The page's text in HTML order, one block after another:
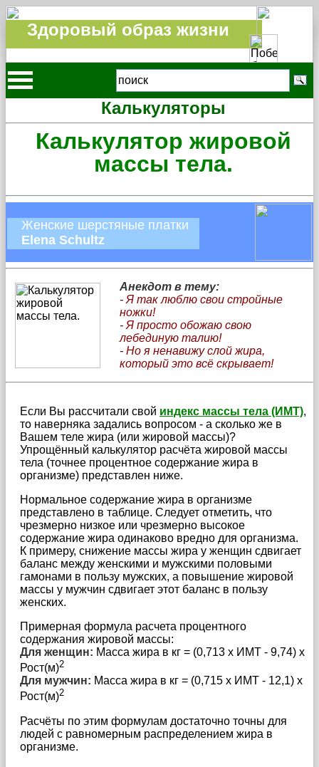
Здоровый образ жизни
Калькуляторы
Калькулятор жировой
массы тела.
Женские шерстяные платки
Elena Schultz
Анекдот в тему:
- Я так люблю свои стройные
ножки!
- Я просто обожаю свою
лебединую талию!
- Но я ненавижу слой жира,
который это всё скрывает!
Если Вы рассчитали свой индекс массы тела (ИМТ),
то наверняка задались вопросом - а сколько же в
Вашем теле жира (или жировой массы)?
Упрощённый калькулятор расчёта жировой массы
тела (точнее процентное содержание жира в
организме) представлен ниже.
Нормальное содержание жира в организме
представлено в таблице. Следует отметить, что
чрезмерно низкое или чрезмерно высокое
содержание жира одинаково вредно для организма.
К примеру, снижение массы жира у женщин сдвигает
баланс между женскими и мужскими половыми
гамонами в пользу мужских, а повышение жировой
массы у мужчин сдвигает этот баланс в пользу
женских.
Примерная формула расчета процентного
содержания жировой массы:
Для женщин: Масса жира в кг = (0,713 x ИМТ - 9,74) х
Рост(м)2
Для мужчин: Масса жира в кг = (0,715 x ИМТ - 12,1) х
Рост(м)2
Расчёты по этим формулам достаточно точны для
людей с равномерным распределением жира в
организме.